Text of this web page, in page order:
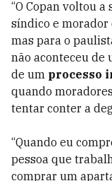
“O Copan voltou a
síndico e morador
mas para o
não aconteceu de
de um processo
quando
tentar conter a
“Quando eu
pessoa que
comprar um